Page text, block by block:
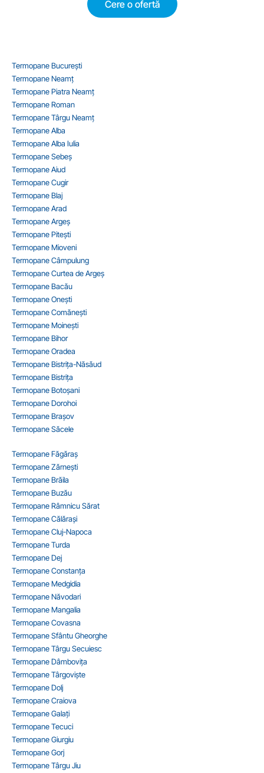
Cere o ofertă
Termopane București
Termopane Neamț
Termopane Piatra Neamț
Termopane Roman
Termopane Târgu Neamț
Termopane Alba
Termopane Alba Iulia
Termopane Sebeș
Termopane Aiud
Termopane Cugir
Termopane Blaj
Termopane Arad
Termopane Argeș
Termopane Pitești
Termopane Mioveni
Termopane Câmpulung
Termopane Curtea de Argeș
Termopane Bacău
Termopane Onești
Termopane Comănești
Termopane Moinești
Termopane Bihor
Termopane Oradea
Termopane Bistrița-Năsăud
Termopane Bistrița
Termopane Botoșani
Termopane Dorohoi
Termopane Brașov
Termopane Săcele
Termopane Făgăraș
Termopane Zărnești
Termopane Brăila
Termopane Buzău
Termopane Râmnicu Sărat
Termopane Călărași
Termopane Cluj-Napoca
Termopane Turda
Termopane Dej
Termopane Constanța
Termopane Medgidia
Termopane Năvodari
Termopane Mangalia
Termopane Covasna
Termopane Sfântu Gheorghe
Termopane Târgu Secuiesc
Termopane Dâmbovița
Termopane Târgoviște
Termopane Dolj
Termopane Craiova
Termopane Galați
Termopane Tecuci
Termopane Giurgiu
Termopane Gorj
Termopane Târgu Jiu